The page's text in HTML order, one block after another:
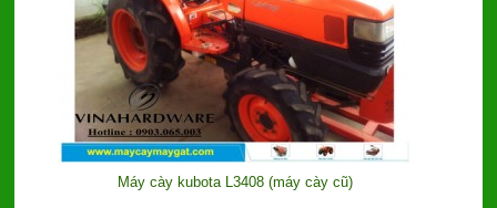
Máy cày kubota L3408 (máy cày cũ)